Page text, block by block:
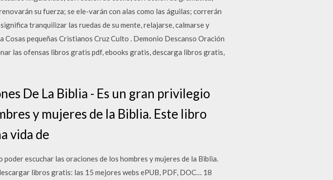
su fuerza; se ele-varán con alas como las águilas; correrán
tranquilizar las ruedas de su mente, relajarse, calmarse y
pequeñas Cristianos Cruz Culto . Demonio Descanso Oración
las ofensas libros gratis pdf, ebooks gratis, descarga libros gratis,
De La Biblia - Es un gran privilegio
y mujeres de la Biblia. Este libro
vida de
escuchar las oraciones de los hombres y mujeres de la Biblia.
libros gratis: las 15 mejores webs ePUB, PDF, DOC… 18